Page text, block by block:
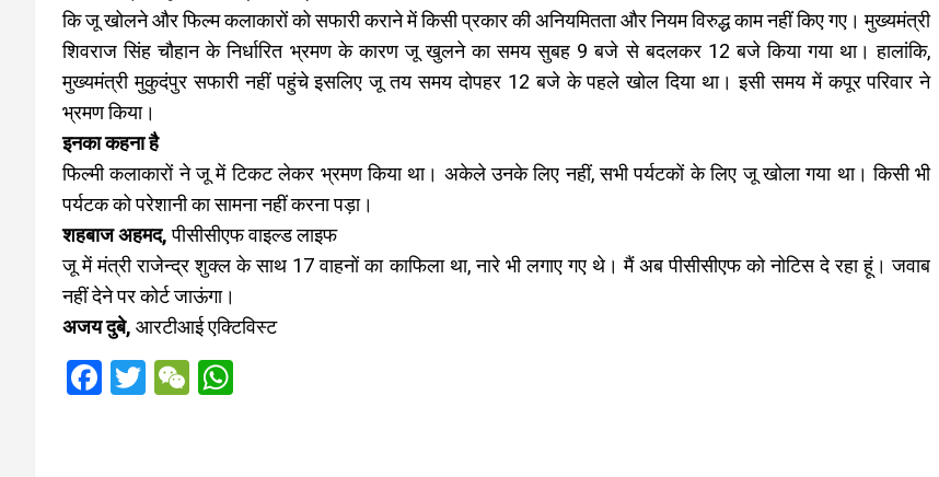
कि जू खोलने और फिल्म कलाकारों को सफारी कराने में किसी प्रकार की अनियमितता और नियम विरुद्ध काम नहीं किए गए। मुख्यमंत्री
शिवराज सिंह चौहान के निर्धारित भ्रमण के कारण जू खुलने का समय सुबह 9 बजे से बदलकर 12 बजे किया गया था। हालांकि,
मुख्यमंत्री मुकुदंपुर सफारी नहीं पहुंचे इसलिए जू तय समय दोपहर 12 बजे के पहले खोल दिया था। इसी समय में कपूर परिवार ने
भ्रमण किया।
इनका कहना है
फिल्मी कलाकारों ने जू में टिकट लेकर भ्रमण किया था। अकेले उनके लिए नहीं, सभी पर्यटकों के लिए जू खोला गया था। किसी भी
पर्यटक को परेशानी का सामना नहीं करना पड़ा।
शहबाज अहमद,पीसीसीएफ वाइल्ड लाइफ
जू में मंत्री राजेन्द्र शुक्ल के साथ 17 वाहनों का काफिला था, नारे भी लगाए गए थे। मैं अब पीसीसीएफ को नोटिस दे रहा हूं। जवाब
नहीं देने पर कोर्ट जाऊंगा।
अजय दुबे, आरटीआई एक्टिविस्ट
F
T
W